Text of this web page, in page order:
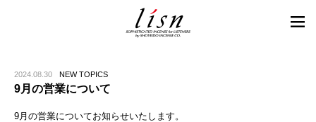
2024.08.30 NEW TOPICS
9月の営業について
9月の営業についてお知らせいたします。